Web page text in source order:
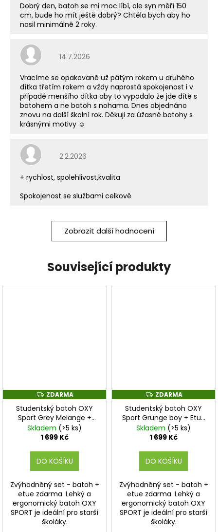
Dobrý den, batoh se mi moc líbí, ale syn měří 150
cm, bude ho mít ještě dobrý? Chtěla bych aby ho
nosil minimálně 2 roky.
Hodnocení obchodu je 5 z 5 hvězdiček.
14.7.2026
Vracíme se opakovaně už pátým rokem u druhého
dítka třetím rokem a vždy naprostá spokojenost i v
případě menšího dítka aby to vypadalo že jde dítě s
batohem a ne batoh s nohama. Dnes objednáno
znovu na další školní rok. Děkuji za úžasné batohy s
krásnými motivy ☺️
Hodnocení obchodu je 5 z 5 hvězdiček.
2.2.2026
+ rychlost, spolehlivost,kvalita
Spokojenost se službami celkově
Zobrazit další hodnocení
Související produkty
Z
D
A
M
A
ZDARMA
Studentský batoh OXY
Sport Grey Melange +
Etue zdarma
Skladem (>5 ks)
1 699 Kč
DO KOŠÍKU
Zvýhodněný set - batoh +
etue zdarma. Lehký a
ergonomický batoh OXY
SPORT je ideální pro starší
školáky.
Z
D
A
M
A
ZDARMA
Studentský batoh OXY
Sport Grunge boy + Etue
zdarma
Skladem (>5 ks)
1 699 Kč
DO KOŠÍKU
Zvýhodněný set - batoh +
etue zdarma. Lehký a
ergonomický batoh OXY
SPORT je ideální pro starší
školáky.